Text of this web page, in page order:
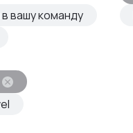
вашу команду